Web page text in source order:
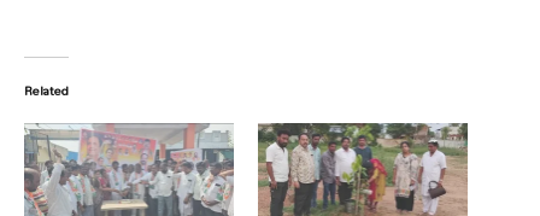
Related